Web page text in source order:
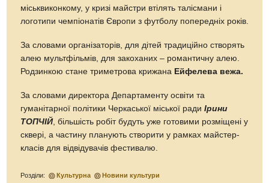
міськвиконкому, у кризі майстри втілять талісмани і
логотипи чемпіонатів Європи з футболу попередніх років.
За словами організаторів, для дітей традиційно створять
алею мультфільмів, для закоханих – романтичну алею.
Родзинкою стане триметрова крижана Ейфелева вежа.
За словами директора Департаменту освіти та
гуманітарної політики Черкаської міської ради Ірини
ТОПЧІЙ, більшість робіт будуть уже готовими розміщені у
сквері, а частину планують створити у рамках майстер-
класів для відвідувачів фестивалю.
Розділи: Культурна Новини культури